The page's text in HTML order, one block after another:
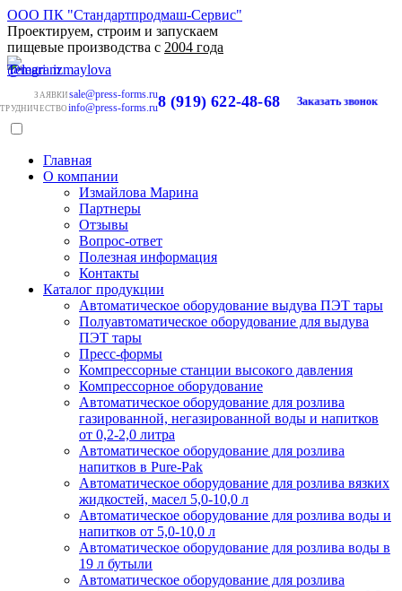
ООО ПК "Стандартпродмаш-Сервис"
Проектируем, строим и запускаем
пищевые производства с 2004 года
ЗАЯВКИ sale@press-forms.ru
info@press-forms.ru8 (919) 622-48-68 Заказать звонок
Главная
О компании
Измайлова Марина
Партнеры
Отзывы
Вопрос-ответ
Полезная информация
Контакты
Каталог продукции
Автоматическое оборудование выдува ПЭТ тары
Полуавтоматическое оборудование для выдува
ПЭТ тары
Пресс-формы
Компрессорные станции высокого давления
Компрессорное оборудование
Автоматическое оборудование для розлива
газированной, негазированной воды и напитков
от 0,2-2,0 литра
Автоматическое оборудование для розлива
напитков в Pure-Pak
Автоматическое оборудование для розлива вязких
жидкостей, масел 5,0-10,0 л
Автоматическое оборудование для розлива воды и
напитков от 5,0-10,0 л
Автоматическое оборудование для розлива воды в
19 л бутыли
Автоматическое оборудование для розлива